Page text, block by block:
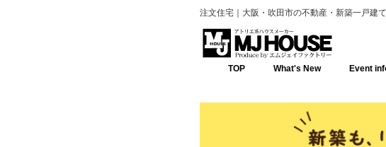
注文住宅｜大阪・吹田市の不動産・新築一戸建
TOP
What's New Event